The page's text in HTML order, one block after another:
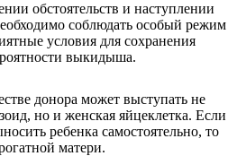
обстоятельств и наступлении
соблюдать особый режим
условия для сохранения
выкидыша.
донора может выступать не
но и женская яйцеклетка. Если
ребенка самостоятельно, то
матери.